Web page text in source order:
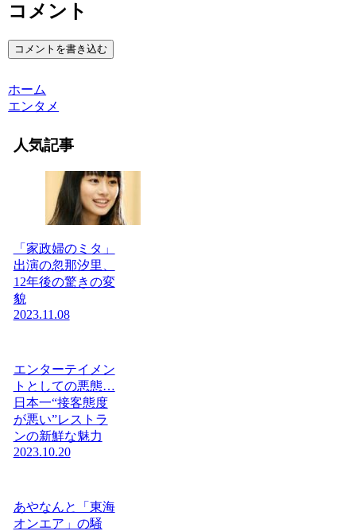
コメント
コメントを書き込む
ホーム
エンタメ
人気記事
「家政婦のミタ」
出演の忽那汐里、
12年後の驚きの変
貌
2023.11.08
エンターテイメン
トとしての悪態…
日本一“接客態度
が悪い”レストラ
ンの新鮮な魅力
2023.10.20
あやなんと「東海
オンエア」の騒